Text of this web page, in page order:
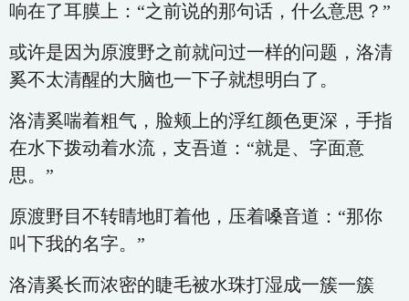
响在了耳膜上：“之前说的那句话，什么意思？”
或许是因为原渡野之前就问过一样的问题，洛清
奚不太清醒的大脑也一下子就想明白了。
洛清奚喘着粗气，脸颊上的浮红颜色更深，手指
在水下拨动着水流，支吾道：“就是、字面意
思。”
原渡野目不转睛地盯着他，压着嗓音道：“那你
叫下我的名字。”
洛清奚长而浓密的睫毛被水珠打湿成一簇一簇